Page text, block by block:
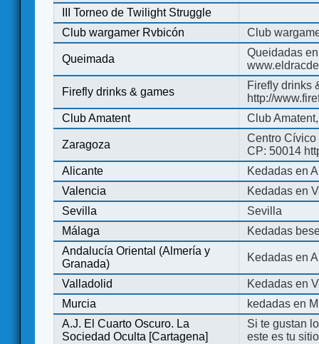
III Torneo de Twilight Struggle
Club wargamer Rvbicón
Club
Queimada
Queidadas
Firefly drinks & games
Firefly drinks
http://
Club Amatent
Club
Zaragoza
Centro Cívico
CP: 50014
Alicante
Kedadas en
Valencia
Kedadas en
Sevilla
Sevilla
Málaga
Kedadas
Andalucía Oriental (Almería y
Granada)
Kedadas en
Valladolid
Kedadas en
Murcia
kedadas en
A.J. El Cuarto Oscuro. La
Sociedad Oculta [Cartagena]
Si te gustan
este es tu